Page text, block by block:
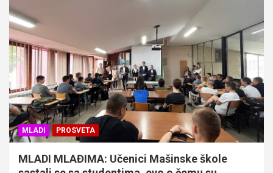
MLADI PROSVETA
MLADI MLAĐIMA: Učenici Mašinske škole